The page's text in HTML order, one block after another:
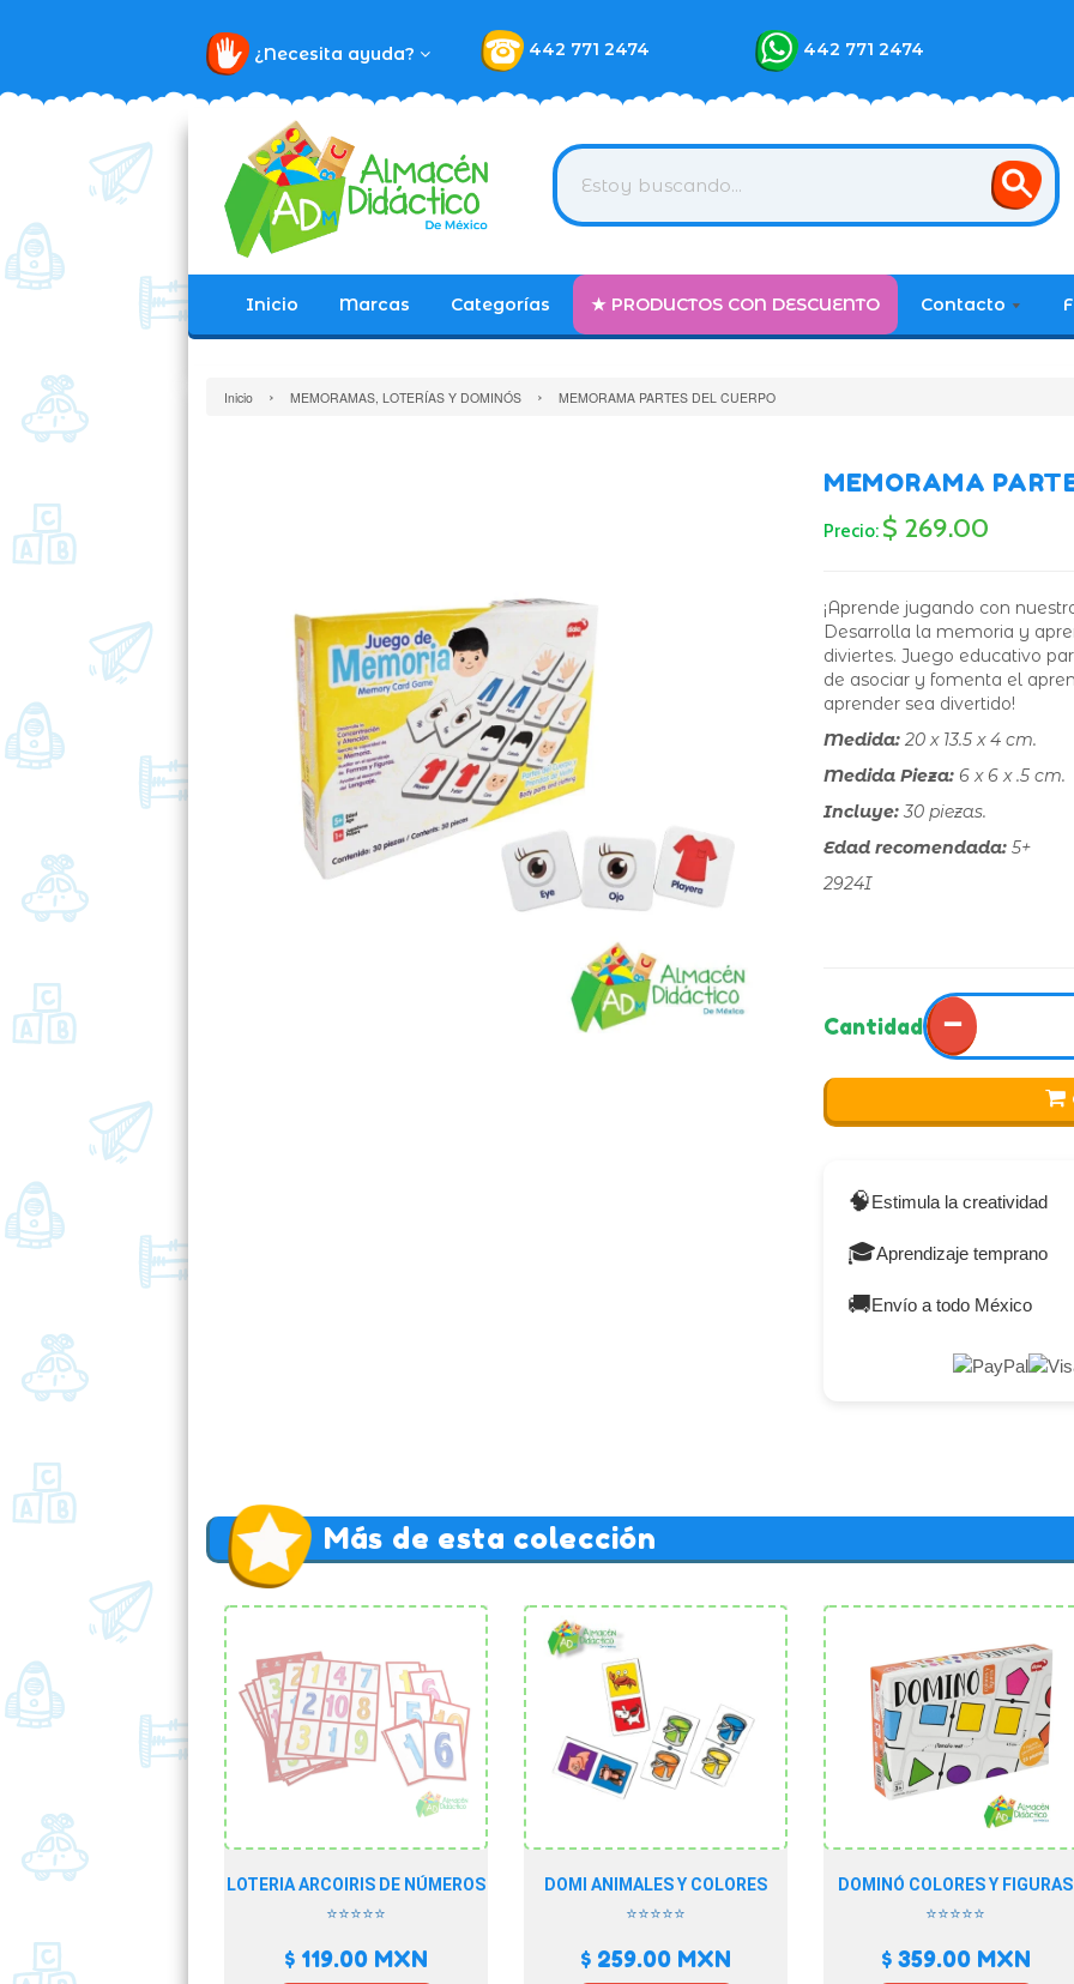
¿Necesita ayuda? 442 771 2474 442 771 2474
Inicio Marcas Categorías ★ PRODUCTOS CON DESCUENTO Contacto
Inicio › MEMORAMAS, LOTERÍAS Y DOMINÓS › MEMORAMA PARTES DEL CUERPO
MEMORAMA
Precio: $ 269.00
¡Aprende jugando con
Desarrolla la memoria y
diviertes. Juego educativo
de asociar y fomenta el
aprender sea divertido!
Medida: 20 x 13.5 x 4 cm.
Medida Pieza: 6 x 6 x .5 cm.
Incluye: 30 piezas.
Edad recomendada: 5+
2924I
Cantidad −
🧠Estimula la creatividad
🎓Aprendizaje temprano
🚚Envío a todo México
Más de esta colección
LOTERIA ARCOIRIS DE NÚMEROS
⭐⭐⭐⭐⭐
$ 119.00 MXN
DOMI ANIMALES Y COLORES
⭐⭐⭐⭐⭐
$ 259.00 MXN
DOMINÓ COLORES Y FIGURAS
⭐⭐⭐⭐⭐
$ 359.00MXN